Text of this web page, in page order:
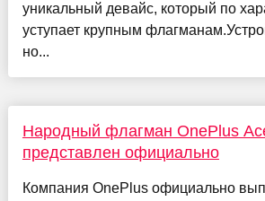
уникальный девайс, который по
уступает крупным
но...
Народный флагман OnePlus
представлен официально
Компания OnePlus официально